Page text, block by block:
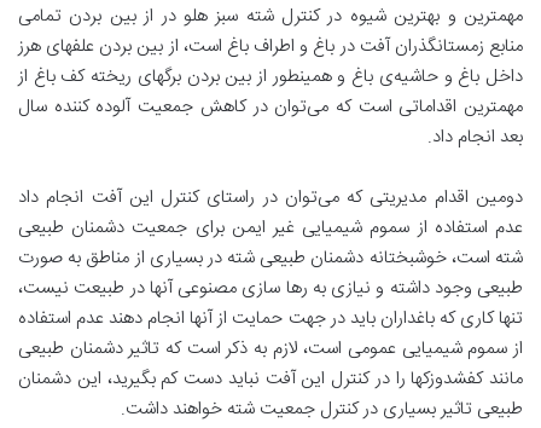
مهمترین و بهترین شیوه در کنترل شته سبز هلو در از بین بردن تمامی
منابع زمستانگذران آفت در باغ و اطراف باغ است، از بین بردن علفهای هرز
داخل باغ و حاشیه‌ی باغ و همینطور از بین بردن برگهای ریخته کف باغ از
مهمترین اقداماتی است که می‌توان در کاهش جمعیت آلوده کننده سال
بعد انجام داد.
دومین اقدام مدیریتی که می‌توان در راستای کنترل این آفت انجام داد
عدم استفاده از سموم شیمیایی غیر ایمن برای جمعیت دشمنان طبیعی
شته است، خوشبختانه دشمنان طبیعی شته در بسیاری از مناطق به صورت
طبیعی وجود داشته و نیازی به رها سازی مصنوعی آنها در طبیعت نیست،
تنها کاری که باغداران باید در جهت حمایت از آنها انجام دهند عدم استفاده
از سموم شیمیایی عمومی است، لازم به ذکر است که تاثیر دشمنان طبیعی
مانند کفشدوزکها را در کنترل این آفت نباید دست کم بگیرید، این دشمنان
طبیعی تاثیر بسیاری در کنترل جمعیت شته خواهند داشت.